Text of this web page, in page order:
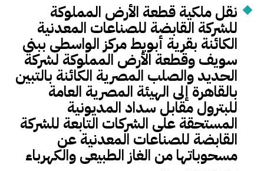
نقل ملكية قطعة الأرض المملوكة
للشركة القابضة للصناعات المعدنية
الكائنة بقرية أبويط مركز الواسطى ببنى
سويف وقطعة الأرض المملوكة لشركة
الحديد والصلب المصرية الكائنة بالتبين
بالقاهرة إلى الهيئة المصرية العامة
للبترول مقابل سداد المديونية
المستحقة على الشركات التابعة للشركة
القابضة للصناعات المعدنية عن
مسحوباتها من الغاز الطبيعى والكهرباء